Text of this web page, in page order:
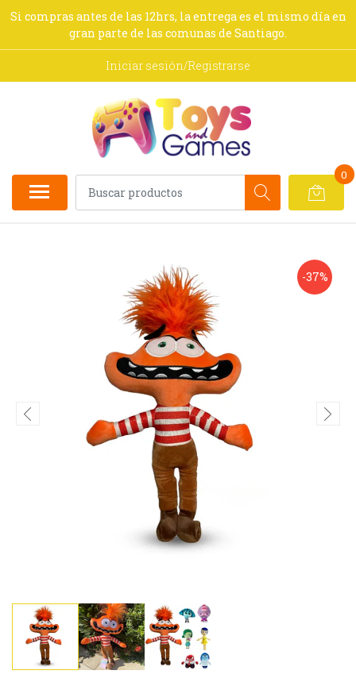
Si compras antes de las 12hrs, la entrega es el mismo día en
gran parte de las comunas de Santiago.
Iniciar sesión/Registrarse
0
-37%